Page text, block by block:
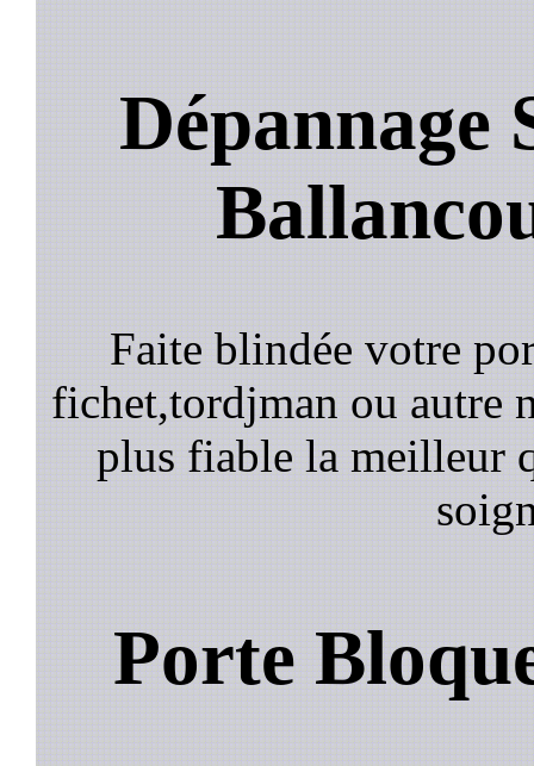
Dépannage
Faite blindée votre
fichet,tordjman ou autre
plus fiable la meilleur
Porte